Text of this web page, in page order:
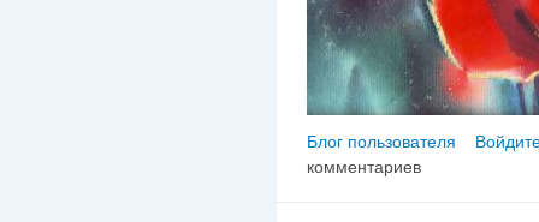
Блог пользователя
комментариев